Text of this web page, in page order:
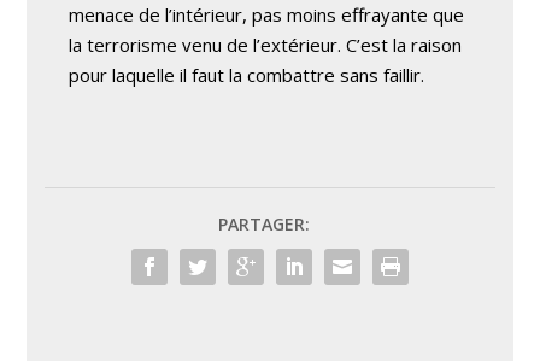
menace de l’intérieur, pas moins effrayante que
la terrorisme venu de l’extérieur. C’est la raison
pour laquelle il faut la combattre sans faillir.
PARTAGER: